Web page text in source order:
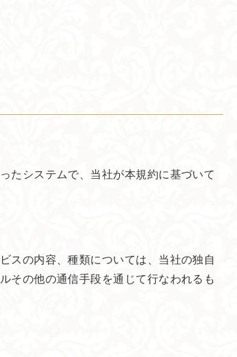
たシステムで、当社が本規約に基づいて
スの内容、種類については、当社の独自
その他の通信手段を通じて行なわれるも